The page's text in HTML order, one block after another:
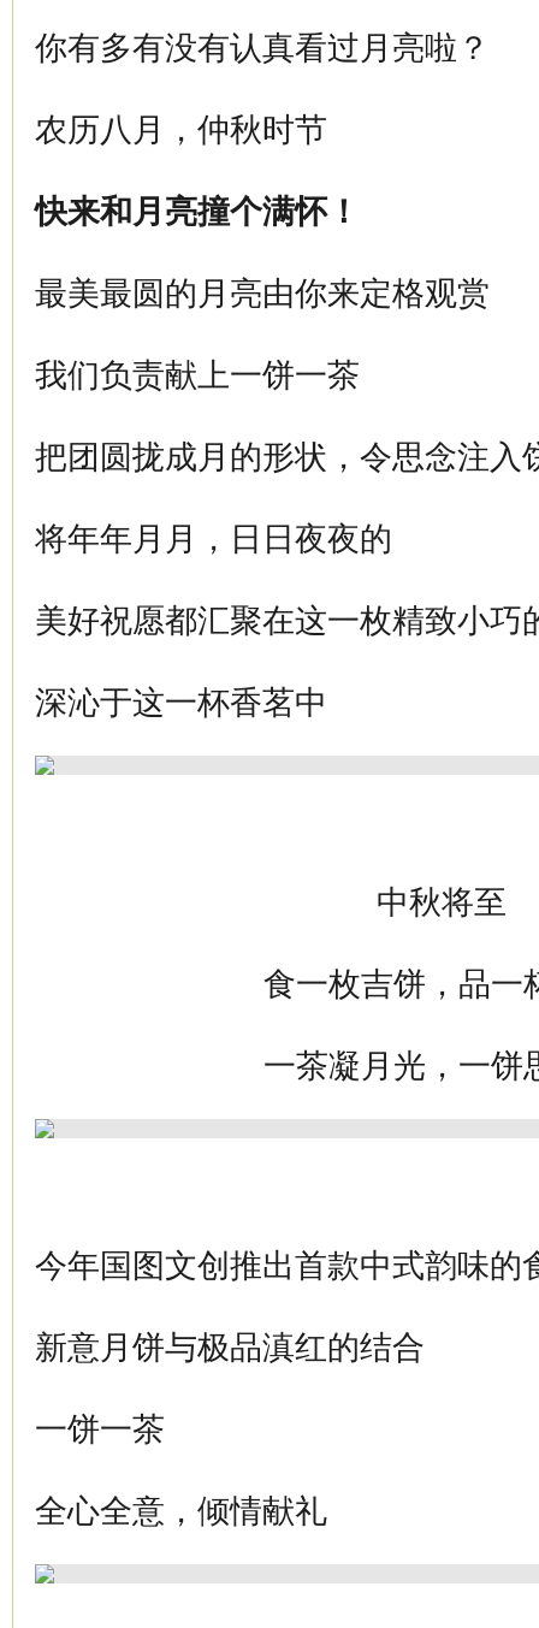
你有多有没有认真看过月亮啦？
农历八月，仲秋时节
快来和月亮撞个满怀！
最美最圆的月亮由你来定格观赏
我们负责献上一饼一茶
把团圆拢成月的形状，令思念注入
将年年月月，日日夜夜的
美好祝愿都汇聚在这一枚精致小巧
深沁于这一杯香茗中
中秋将至
食一枚吉饼，品一
一茶凝月光，一饼
今年国图文创推出首款中式韵味的
新意月饼与极品滇红的结合
一饼一茶
全心全意，倾情献礼